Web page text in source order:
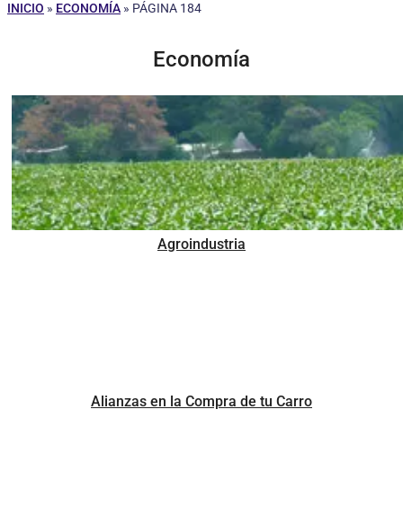
INICIO » ECONOMÍA » PÁGINA 184
Economía
Agroindustria
Alianzas en la Compra de tu Carro